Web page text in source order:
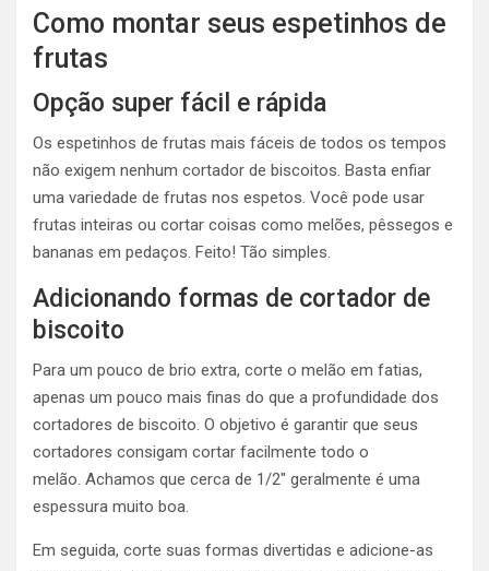
Como montar seus espetinhos de
frutas
Opção super fácil e rápida
Os espetinhos de frutas mais fáceis de todos os tempos
não exigem nenhum cortador de biscoitos. Basta enfiar
uma variedade de frutas nos espetos. Você pode usar
frutas inteiras ou cortar coisas como melões, pêssegos e
bananas em pedaços. Feito! Tão simples.
Adicionando formas de cortador de
biscoito
Para um pouco de brio extra, corte o melão em fatias,
apenas um pouco mais finas do que a profundidade dos
cortadores de biscoito. O objetivo é garantir que seus
cortadores consigam cortar facilmente todo o
melão. Achamos que cerca de 1/2″ geralmente é uma
espessura muito boa.
Em seguida, corte suas formas divertidas e adicione-as